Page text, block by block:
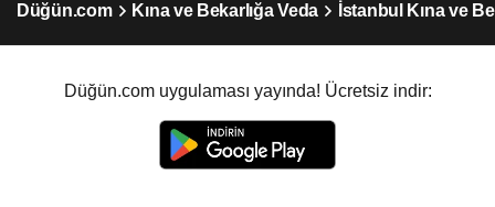
Düğün.com Kına ve Bekarlığa Veda İstanbul Kına ve
Düğün.com uygulaması yayında! Ücretsiz indir: